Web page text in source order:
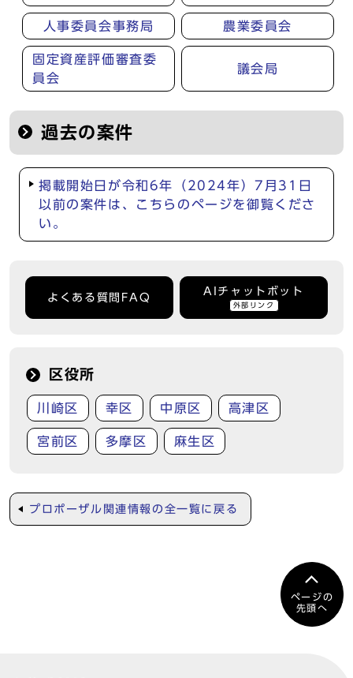
人事委員会事務局 農業委員会
固定資産評価審査委
員会
議会局
過去の案件
掲載開始日が令和6年（2024年）7月31日
以前の案件は、こちらのページを御覧くださ
い。
よくある質問FAQ
AIチャットボット
外部リンク
区役所
川崎区 幸区 中原区 高津区
宮前区 多摩区 麻生区
プロポーザル関連情報の全一覧に戻る
ページの
先頭へ